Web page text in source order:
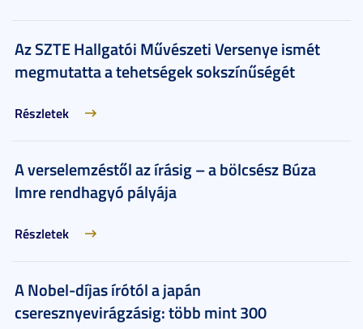
Az SZTE Hallgatói Művészeti Versenye ismét
megmutatta a tehetségek sokszínűségét
Részletek
A verselemzéstől az írásig – a bölcsész Búza
Imre rendhagyó pályája
Részletek
A Nobel-díjas írótól a japán
cseresznyevirágzásig: több mint 300